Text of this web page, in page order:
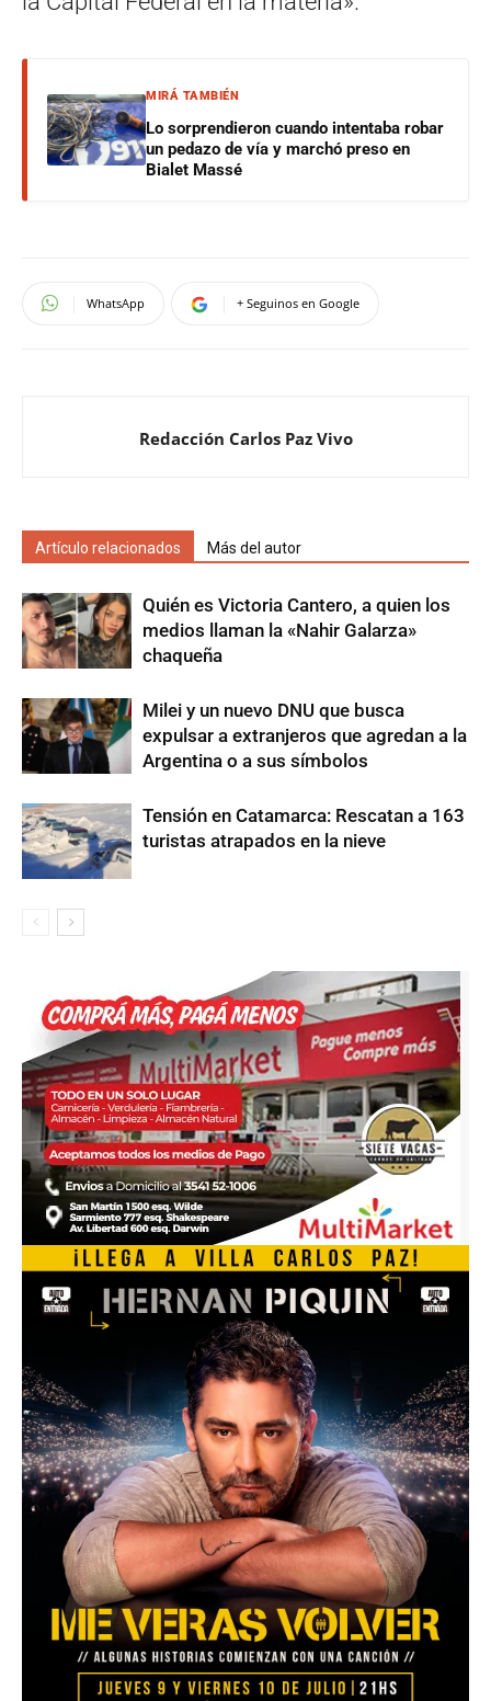
MIRÁ TAMBIÉN
Lo sorprendieron cuando intentaba robar
un pedazo de vía y marchó preso en
Bialet Massé
WhatsApp + Seguinos en Google
Redacción Carlos Paz Vivo
Artículo relacionados Más del autor
Quién es Victoria Cantero, a quien los
medios llaman la «Nahir Galarza»
chaqueña
Milei y un nuevo DNU que busca
expulsar a extranjeros que agredan a la
Argentina o a sus símbolos
Tensión en Catamarca: Rescatan a 163
turistas atrapados en la nieve